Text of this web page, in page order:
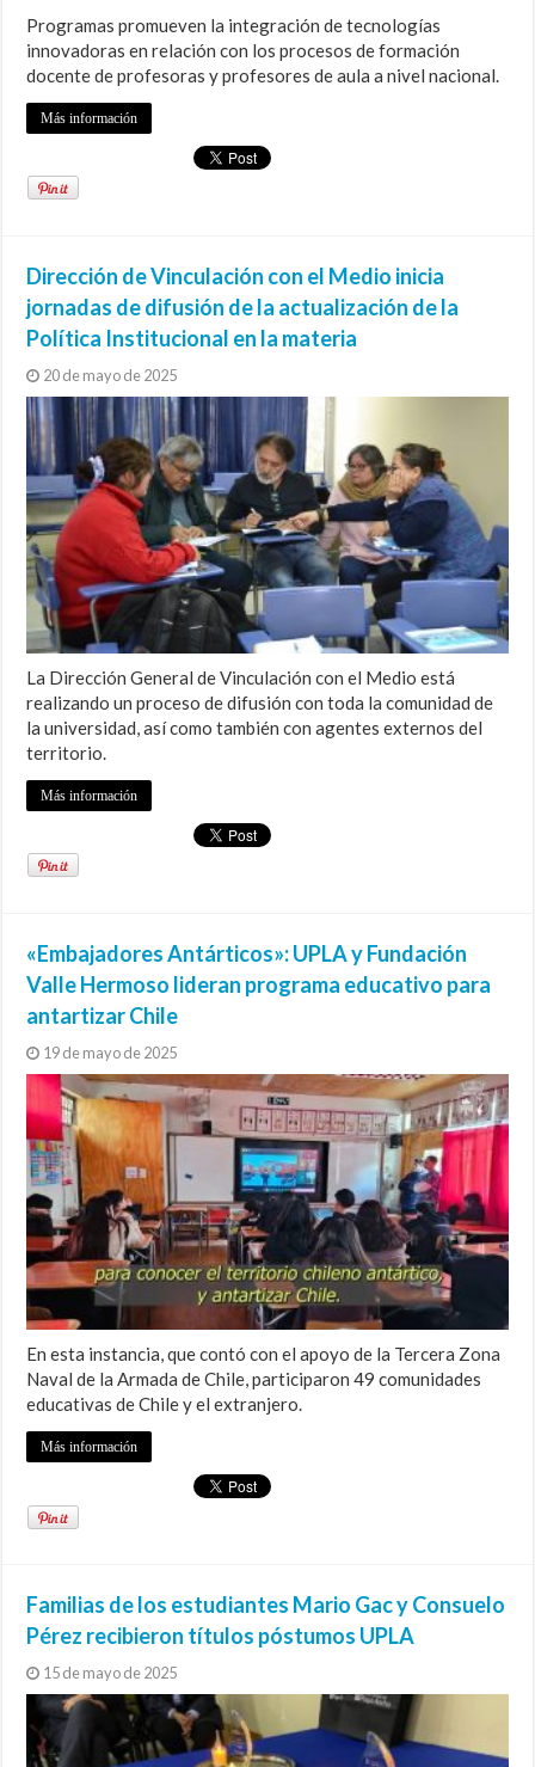
Programas promueven la integración de tecnologías
innovadoras en relación con los procesos de formación
docente de profesoras y profesores de aula a nivel nacional.
Más información
Dirección de Vinculación con el Medio inicia
jornadas de difusión de la actualización de la
Política Institucional en la materia
20 de mayo de 2025
La Dirección General de Vinculación con el Medio está
realizando un proceso de difusión con toda la comunidad de
la universidad, así como también con agentes externos del
territorio.
Más información
«Embajadores Antárticos»: UPLA y Fundación
Valle Hermoso lideran programa educativo para
antartizar Chile
19 de mayo de 2025
En esta instancia, que contó con el apoyo de la Tercera Zona
Naval de la Armada de Chile, participaron 49 comunidades
educativas de Chile y el extranjero.
Más información
Familias de los estudiantes Mario Gac y Consuelo
Pérez recibieron títulos póstumos UPLA
15 de mayo de 2025